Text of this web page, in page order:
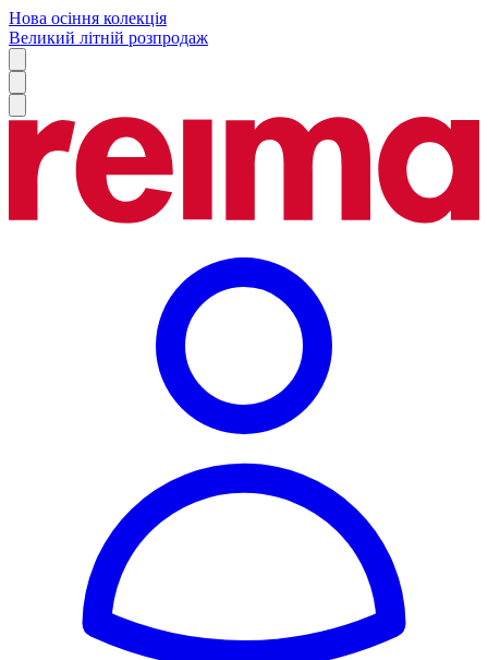
Нова осіння колекція
Великий літній розпродаж